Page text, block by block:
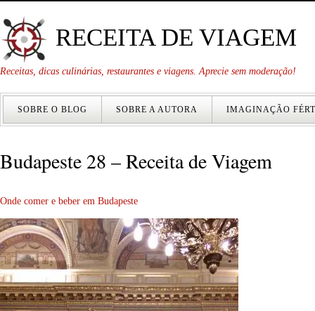
RECEITA DE VIAGEM
Receitas, dicas culinárias, restaurantes e viagens. Aprecie sem moderação!
SOBRE O BLOG SOBRE A AUTORA IMAGINAÇÃO
Budapeste 28 – Receita de Viagem
Onde comer e beber em Budapeste